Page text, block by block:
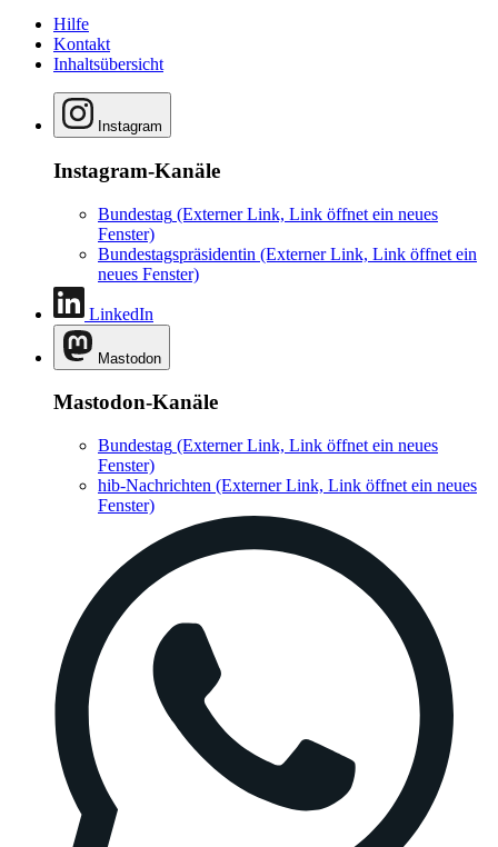
Hilfe
Kontakt
Inhaltsübersicht
Instagram
Instagram-Kanäle
Bundestag (Externer Link, Link öffnet ein neues
Fenster)
Bundestagspräsidentin (Externer Link, Link öffnet ein
neues Fenster)
LinkedIn
Mastodon
Mastodon-Kanäle
Bundestag (Externer Link, Link öffnet ein neues
Fenster)
hib-Nachrichten (Externer Link, Link öffnet ein neues
Fenster)